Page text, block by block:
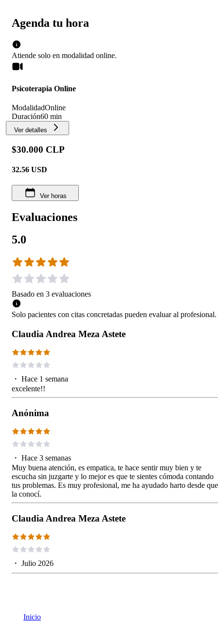
Agenda tu hora
Atiende solo en modalidad online.
Psicoterapia Online
ModalidadOnline
Duración60 min
Ver detalles
$30.000 CLP
32.56 USD
Ver horas
Evaluaciones
5.0
Basado en 3 evaluaciones
Solo pacientes con citas concretadas pueden evaluar al profesional.
Claudia Andrea Meza Astete
・ Hace 1 semana
excelente!!
Anónima
・ Hace 3 semanas
Muy buena atención, es empatica, te hace sentir muy bien y te
escucha sin juzgarte y lo mejor es que te sientes cómoda contando
tus problemas. Es muy profesional, me ha ayudado harto desde que
la conocí.
Claudia Andrea Meza Astete
・ Julio 2026
Inicio